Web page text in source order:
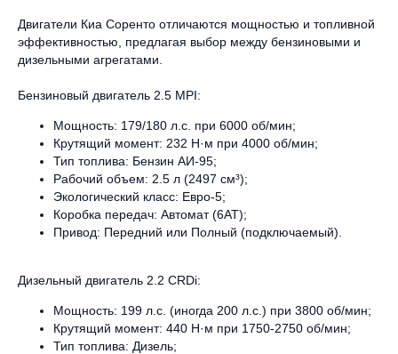
Двигатели Киа Соренто отличаются мощностью и топливной
эффективностью, предлагая выбор между бензиновыми и
дизельными агрегатами.
Бензиновый двигатель 2.5 MPI:
Мощность: 179/180 л.с. при 6000 об/мин;
Крутящий момент: 232 Н·м при 4000 об/мин;
Тип топлива: Бензин АИ-95;
Рабочий объем: 2.5 л (2497 см³);
Экологический класс: Евро-5;
Коробка передач: Автомат (6AT);
Привод: Передний или Полный (подключаемый).
Дизельный двигатель 2.2 CRDi:
Мощность: 199 л.с. (иногда 200 л.с.) при 3800 об/мин;
Крутящий момент: 440 Н·м при 1750-2750 об/мин;
Тип топлива: Дизель;